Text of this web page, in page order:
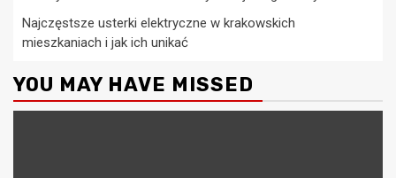
Najczęstsze usterki elektryczne w krakowskich
mieszkaniach i jak ich unikać
YOU MAY HAVE MISSED